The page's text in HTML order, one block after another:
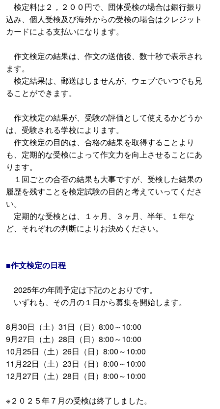
検定料は２，２００円で、団体受検の場合は銀行振り
込み、個人受検及び海外からの受検の場合はクレジット
カードによる支払いになります。
作文検定の結果は、作文の送信後、数十秒で表示され
ます。
検定結果は、郵送はしませんが、ウェブでいつでも見
ることができます。
作文検定の結果が、受験の評価として使えるかどうか
は、受験される学校によります。
作文検定の目的は、合格の結果を取得することより
も、定期的な受検によって作文力を向上させることにあ
ります。
１回ごとの合否の結果も大事ですが、受検した結果の
履歴を残すことを検定試験の目的と考えていってくださ
い。
定期的な受検とは、１ヶ月、３ヶ月、半年、１年な
ど、それぞれの判断によりお決めください。
■作文検定の日程
2025年の年間予定は下記のとおりです。
いずれも、その月の１日から募集を開始します。
8月30日（土）31日（日）8:00～10:00
9月27日（土）28日（日）8:00～10:00
10月25日（土）26日（日）8:00～10:00
11月22日（土）23日（日）8:00～10:00
12月27日（土）28日（日）8:00～10:00
※２０２５年７月の受検は終了しました。